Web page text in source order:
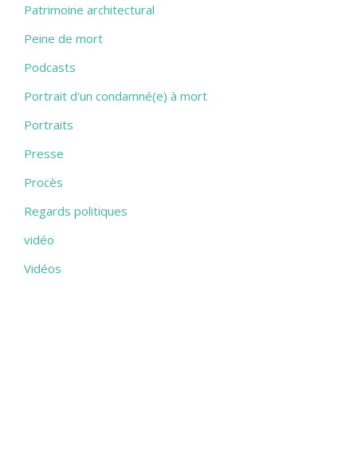
Patrimoine architectural
Peine de mort
Podcasts
Portrait d'un condamné(e) à mort
Portraits
Presse
Procès
Regards politiques
vidéo
Vidéos